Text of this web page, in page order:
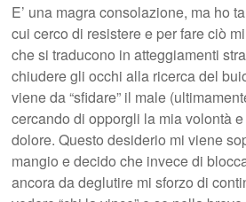
E’ una magra consolazione, ma ho
cui cerco di resistere e per fare ciò
che si traducono in atteggiamenti
chiudere gli occhi alla ricerca del
viene da “sfidare” il male
cercando di opporgli la mia volontà
dolore. Questo desiderio mi viene
mangio e decido che invece di
ancora da deglutire mi sforzo di